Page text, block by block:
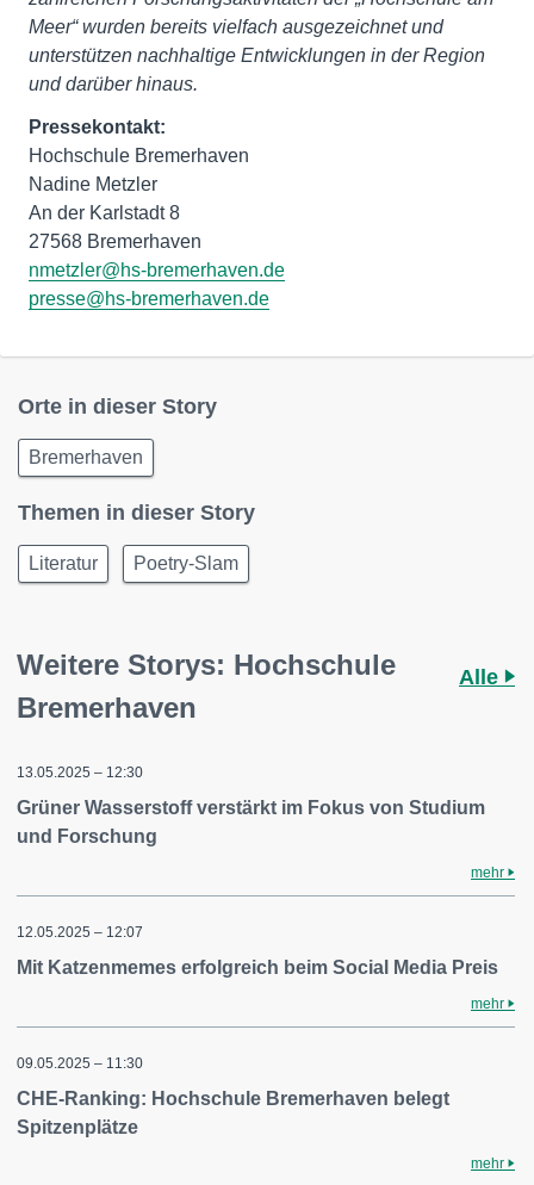
Meer“ wurden bereits vielfach ausgezeichnet und
unterstützen nachhaltige Entwicklungen in der Region
und darüber hinaus.
Pressekontakt:
Hochschule Bremerhaven
Nadine Metzler
An der Karlstadt 8
nmetzler@hs-bremerhaven.de
presse@hs-bremerhaven.de
Orte in dieser Story
Bremerhaven
Themen in dieser Story
Literatur Poetry-Slam
Weitere Storys: Hochschule
Bremerhaven
Alle
13.05.2025 – 12:30
Grüner Wasserstoff verstärkt im Fokus von Studium
und Forschung
mehr
12.05.2025 – 12:07
Mit Katzenmemes erfolgreich beim Social Media Preis
mehr
09.05.2025 – 11:30
CHE-Ranking: Hochschule Bremerhaven belegt
Spitzenplätze
mehr